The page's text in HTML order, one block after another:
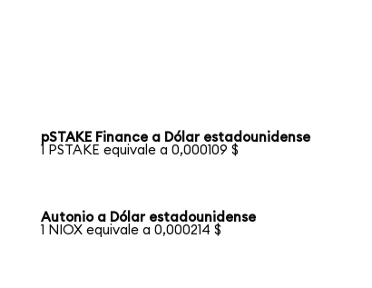
pSTAKE Finance a Dólar estadounidense
1 PSTAKE equivale a 0,000109 $
Autonio a Dólar estadounidense
1 NIOX equivale a 0,000214 $